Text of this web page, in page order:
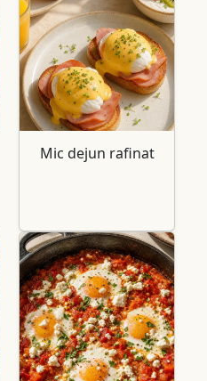
Mic dejun rafinat